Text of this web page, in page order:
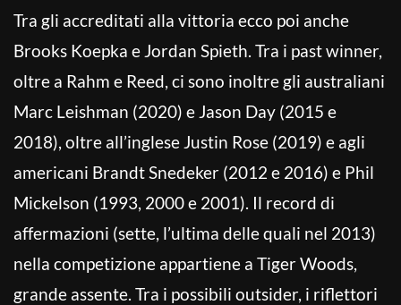
Tra gli accreditati alla vittoria ecco poi anche
Brooks Koepka e Jordan Spieth. Tra i past winner,
oltre a Rahm e Reed, ci sono inoltre gli australiani
Marc Leishman (2020) e Jason Day (2015 e
2018), oltre all’inglese Justin Rose (2019) e agli
americani Brandt Snedeker (2012 e 2016) e Phil
Mickelson (1993, 2000 e 2001). Il record di
affermazioni (sette, l’ultima delle quali nel 2013)
nella competizione appartiene a Tiger Woods,
grande assente. Tra i possibili outsider, i riflettori